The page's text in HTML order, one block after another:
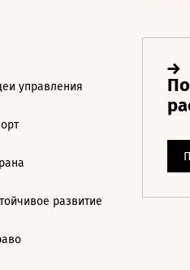
управления
развитие